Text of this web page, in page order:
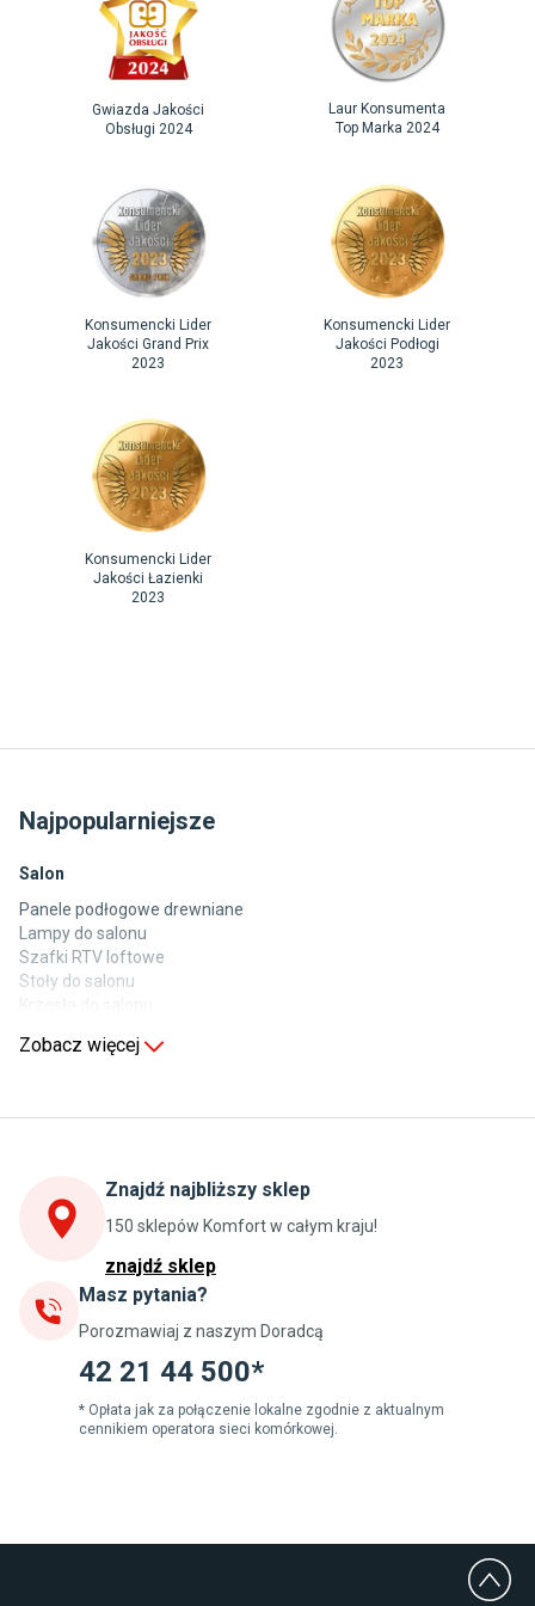
Gwiazda Jakości
Obsługi 2024
Laur Konsumenta
Top Marka 2024
Konsumencki Lider
Jakości Grand Prix
2023
Konsumencki Lider
Jakości Podłogi
2023
Konsumencki Lider
Jakości Łazienki
2023
Najpopularniejsze
Salon
Panele podłogowe drewniane
Lampy do salonu
Szafki RTV loftowe
Stoły do salonu
Stoły do kuchni
Szafki kuchenne wiszące (górne)
Szafki pod zlewozmywak
Blaty kuchenne laminowane
Jadalnia
Stoły do jadalni
Krzesła do jadalni
Dywany szare
Lampy w stylu loftowym
Lampy wiszące do jadalni
Zobacz więcej
Znajdź najbliższy sklep
150 sklepów Komfort w całym kraju!
znajdź sklep
Masz pytania?
Porozmawiaj z naszym Doradcą
42 21 44 500*
* Opłata jak za połączenie lokalne zgodnie z aktualnym
cennikiem operatora sieci komórkowej.